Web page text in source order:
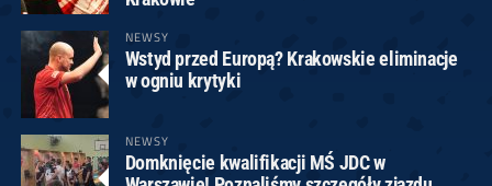
NEWSY
Wstyd przed Europą? Krakowskie eliminacje
w ogniu krytyki
NEWSY
Domknięcie kwalifikacji MŚ JDC w